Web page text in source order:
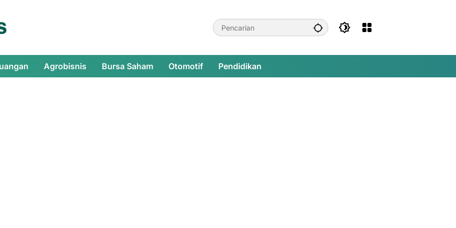
Agrobisnis Bursa Saham Otomotif Pendidikan